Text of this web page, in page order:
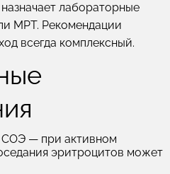
лабораторные
МРТ. Рекомендации
всегда комплексный.
СОЭ — при активном
эритроцитов может